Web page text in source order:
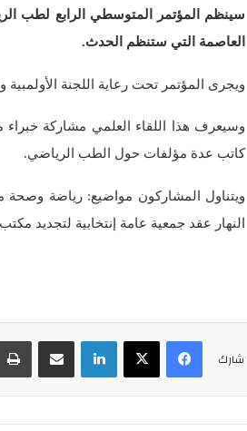
سينظم المؤتمر المتوسطي الرابع لطب
العاصمة التي ستنظم الحدث.
ويجرى المؤتمر تحت رعاية اللجنة
وسيعرف هذا اللقاء العلمي مشاركة
كاتب عدة مؤلفات حول الطب الرياضي.
ويتناول المشاركون مواضيع: رياضة
النهار عقد جمعية عامة إنتخابية لتجديد
شارك
فيسبوك لينكدإن شارك عبر الإيميل